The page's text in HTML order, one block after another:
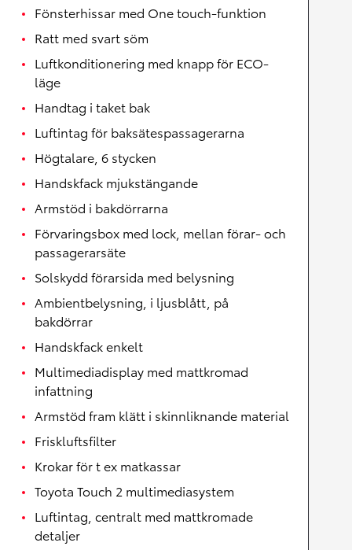
Fönsterhissar med One touch-funktion
Ratt med svart söm
Luftkonditionering med knapp för ECO-
läge
Handtag i taket bak
Luftintag för baksätespassagerarna
Högtalare, 6 stycken
Handskfack mjukstängande
Armstöd i bakdörrarna
Förvaringsbox med lock, mellan förar- och
passagerarsäte
Solskydd förarsida med belysning
Ambientbelysning, i ljusblått, på
bakdörrar
Handskfack enkelt
Multimediadisplay med mattkromad
infattning
Armstöd fram klätt i skinnliknande material
Friskluftsfilter
Krokar för t ex matkassar
Toyota Touch 2 multimediasystem
Luftintag, centralt med mattkromade
detaljer